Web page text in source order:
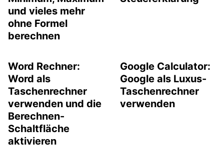
und vieles mehr
ohne Formel
berechnen
Word Rechner:
Word als
Taschenrechner
verwenden und die
Berechnen-
Schaltfläche
aktivieren
Google Calculator:
Google als Luxus-
Taschenrechner
verwenden